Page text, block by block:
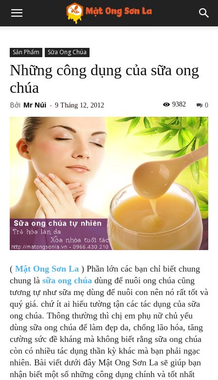
Sản Phẩm Sữa Ong Chúa
Những công dụng của sữa ong
chúa
Bởi Mr Núi - 9 Tháng 12, 2012 0
9382
( Mật Ong Sơn La ) Phần lớn các bạn chỉ biết chung
chung là sữa ong chúa dùng để nuôi ong chúa cũng
tương tự như sữa mẹ dùng để nuôi con nên nó rất tốt và
quý giá. chứ ít ai hiểu tường tận các tác dụng của sữa
ong chúa. Thông thường thì chị em phụ nữ chủ yếu
dùng sữa ong chúa để làm đẹp da, chống lão hóa, tăng
cường sức đề kháng mà không biết rằng sữa ong chúa
còn có nhiều tác dụng thần kỳ khác mà bạn phải ngạc
nhiên. Bài viết dưới đây Mật Ong Sơn La sẽ giúp bạn
nhận biết một số những công dụng chính và tốt nhất